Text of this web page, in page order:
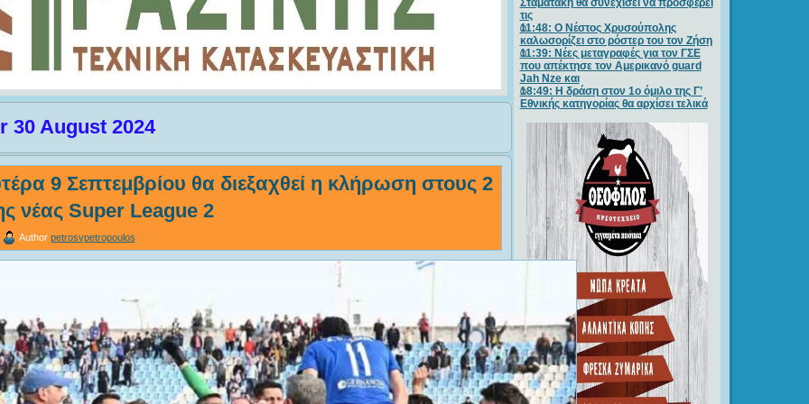
30 August 2024
9 Σεπτεμβρίου θα διεξαχθεί η κλήρωση στους 2
νέας Super League 2
Author petrosvpetropoulos
Σταματάκη θα συνεχίσει να προσφέρει
τις
11:48: Ο Νέστος Χρυσούπολης
καλωσορίζει στο ρόστερ του τον Ζήση
11:39: Νέες μεταγραφές για τον ΓΣE
που απέκτησε τον Αμερικανό guard
Jah Nze και
18:49: Η δράση στον 1ο όμιλο της Γ’
Εθνικής κατηγορίας θα αρχίσει τελικά